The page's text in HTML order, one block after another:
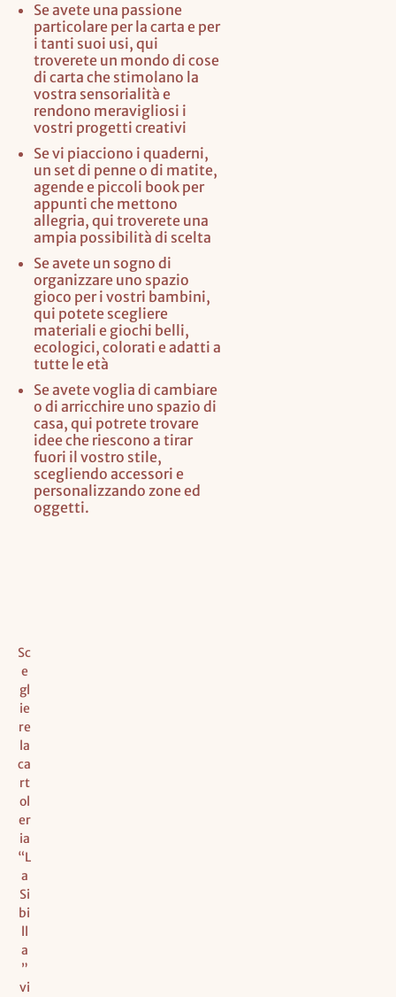
Se avete una passione
particolare per la carta e per
i tanti suoi usi, qui
troverete un mondo di cose
di carta che stimolano la
vostra sensorialità e
rendono meravigliosi i
vostri progetti creativi
Se vi piacciono i quaderni,
un set di penne o di matite,
agende e piccoli book per
appunti che mettono
allegria, qui troverete una
ampia possibilità di scelta
Se avete un sogno di
organizzare uno spazio
gioco per i vostri bambini,
qui potete scegliere
materiali e giochi belli,
ecologici, colorati e adatti a
tutte le età
Se avete voglia di cambiare
o di arricchire uno spazio di
casa, qui potrete trovare
idee che riescono a tirar
fuori il vostro stile,
scegliendo accessori e
personalizzando zone ed
oggetti.
Sc
e
gl
ie
re
la
ca
rt
ol
er
ia
“L
a
Si
bi
ll
a
”
vi